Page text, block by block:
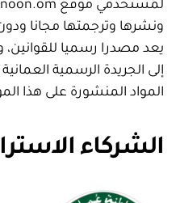
يعد مصدرا رسميا
إلى الجريدة الرسمية
المواد المنشورة على هذا
الشركاء